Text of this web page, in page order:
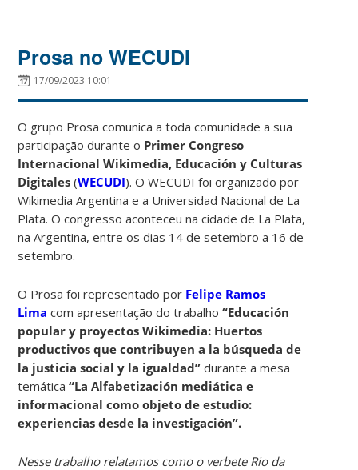
Prosa no WECUDI
17/09/2023 10:01
O grupo Prosa comunica a toda comunidade a sua
participação durante o Primer Congreso
Internacional Wikimedia, Educación y Culturas
Digitales (WECUDI). O WECUDI foi organizado por
Wikimedia Argentina e a Universidad Nacional de La
Plata. O congresso aconteceu na cidade de La Plata,
na Argentina, entre os dias 14 de setembro a 16 de
setembro.
O Prosa foi representado por Felipe Ramos
Lima com apresentação do trabalho“Educación
popular y proyectos Wikimedia: Huertos
productivos que contribuyen a la búsqueda de
la justicia social y la igualdad”durante a mesa
temática“La Alfabetización mediática e
informacional como objeto de estudio:
experiencias desde la investigación”.
Nesse trabalho relatamos como o verbete Rio da